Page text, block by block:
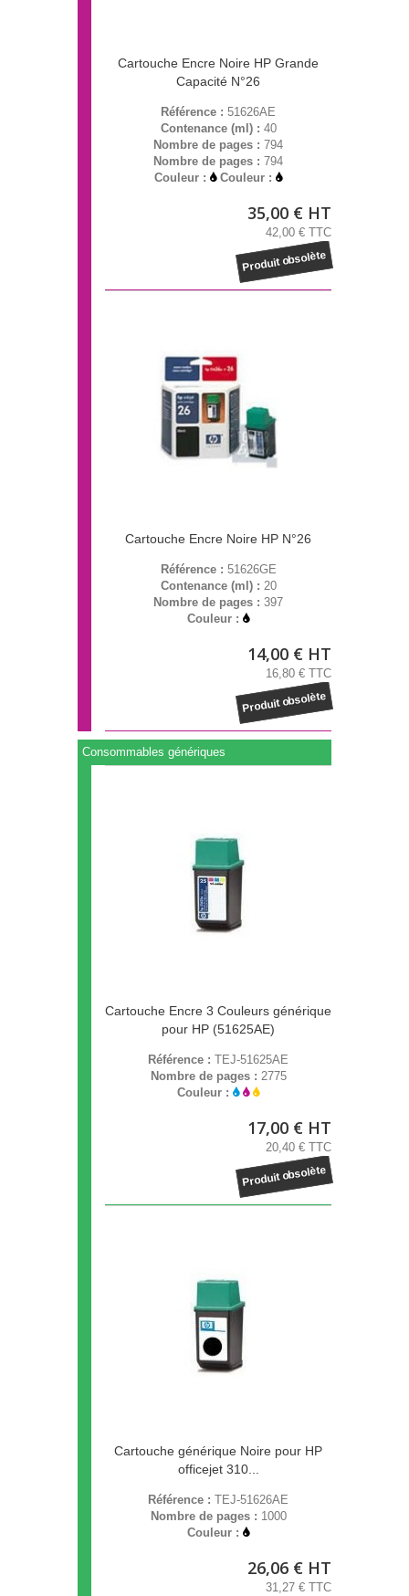
Cartouche Encre Noire HP Grande
Capacité N°26
Référence : 51626AE
Contenance (ml) : 40
Nombre de pages : 794
Nombre de pages : 794
Couleur :
Couleur :
35,00 € HT
42,00 € TTC
Produit obsolète
Cartouche Encre Noire HP N°26
Référence : 51626GE
Contenance (ml) : 20
Nombre de pages : 397
Couleur :
14,00 € HT
16,80 € TTC
Produit obsolète
Consommables génériques
Cartouche Encre 3 Couleurs générique
pour HP (51625AE)
Référence : TEJ-51625AE
Nombre de pages : 2775
Couleur :
17,00 € HT
20,40 € TTC
Produit obsolète
Cartouche générique Noire pour HP
officejet 310...
Référence : TEJ-51626AE
Nombre de pages : 1000
Couleur :
26,06 € HT
31,27 € TTC